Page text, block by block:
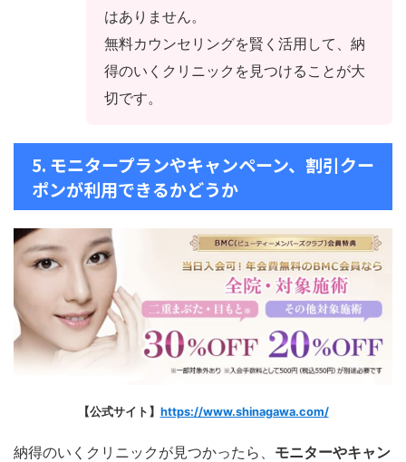
はありません。
無料カウンセリングを賢く活用して、納
得のいくクリニックを見つけることが大
切です。
5. モニタープランやキャンペーン、割引クー
ポンが利用できるかどうか
【公式サイト】 https://www.shinagawa.com/
納得のいくクリニックが見つかったら、 モニターやキャン